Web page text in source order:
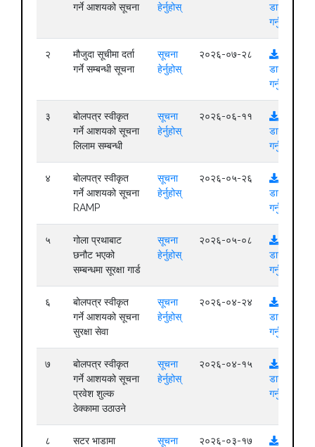
गर्ने आशयको सूचना
हेर्नुहोस्
डाउनलोड
गर्नुहोस्
२
मौजुदा सूचीमा दर्ता
गर्ने सम्बन्धी सूचना
सूचना
हेर्नुहोस्
२०२६-०७-२८
डाउनलोड
गर्नुहोस्
३
बोलपत्र स्वीकृत
गर्ने आशयको सूचना
लिलाम सम्बन्धी
सूचना
हेर्नुहोस्
२०२६-०६-११
डाउनलोड
गर्नुहोस्
४
बोलपत्र स्वीकृत
गर्ने आशयको सूचना
RAMP
सूचना
हेर्नुहोस्
२०२६-०५-२६
डाउनलोड
गर्नुहोस्
५
गोला प्रथाबाट
छनौट भएको
सम्बन्धमा सूरक्षा गार्ड
सूचना
हेर्नुहोस्
२०२६-०५-०८
डाउनलोड
गर्नुहोस्
६
बोलपत्र स्वीकृत
गर्ने आशयको सूचना
सुरक्षा सेवा
सूचना
हेर्नुहोस्
२०२६-०४-२४
डाउनलोड
गर्नुहोस्
७
बोलपत्र स्वीकृत
गर्ने आशयको सूचना
प्रवेश शुल्क
ठेक्कामा उठाउने
सूचना
हेर्नुहोस्
२०२६-०४-१५
डाउनलोड
गर्नुहोस्
८
सटर भाडामा
सूचना
२०२६-०३-१७